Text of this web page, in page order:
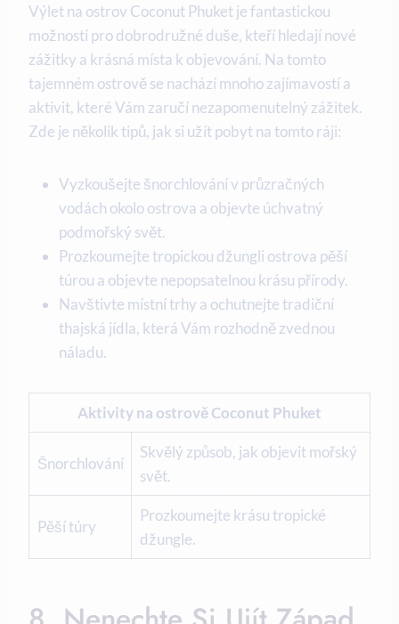
Výlet na ‌ostrov Coconut Phuket je fantastickou
možností ‍pro dobrodružné duše, kteří hledají nové
zážitky⁣ a krásná ​místa⁣ k objevování. Na⁣ tomto
tajemném ostrově ‍se nachází ⁣mnoho zajímavostí a
aktivit, které Vám zaručí nezapomenutelný zážitek.
Zde je několik tipů, jak si užít‌ pobyt na tomto ráji:
Vyzkoušejte šnorchlování v průzračných​
vodách okolo​ ostrova a objevte úchvatný ​
podmořský ⁤svět.
Prozkoumejte tropickou‍ džungli ostrova⁢ pěší⁢
túrou a objevte nepopsatelnou krásu přírody.
Navštivte místní trhy⁣ a ⁣ochutnejte ‌tradiční
thajská ​jídla, která Vám rozhodně⁤ zvednou
náladu.
Aktivity⁤ na ostrově Coconut Phuket
Šnorchlování
Skvělý způsob, jak ⁣objevit mořský
svět.
Pěší​ túry
Prozkoumejte krásu‌ tropické
džungle.